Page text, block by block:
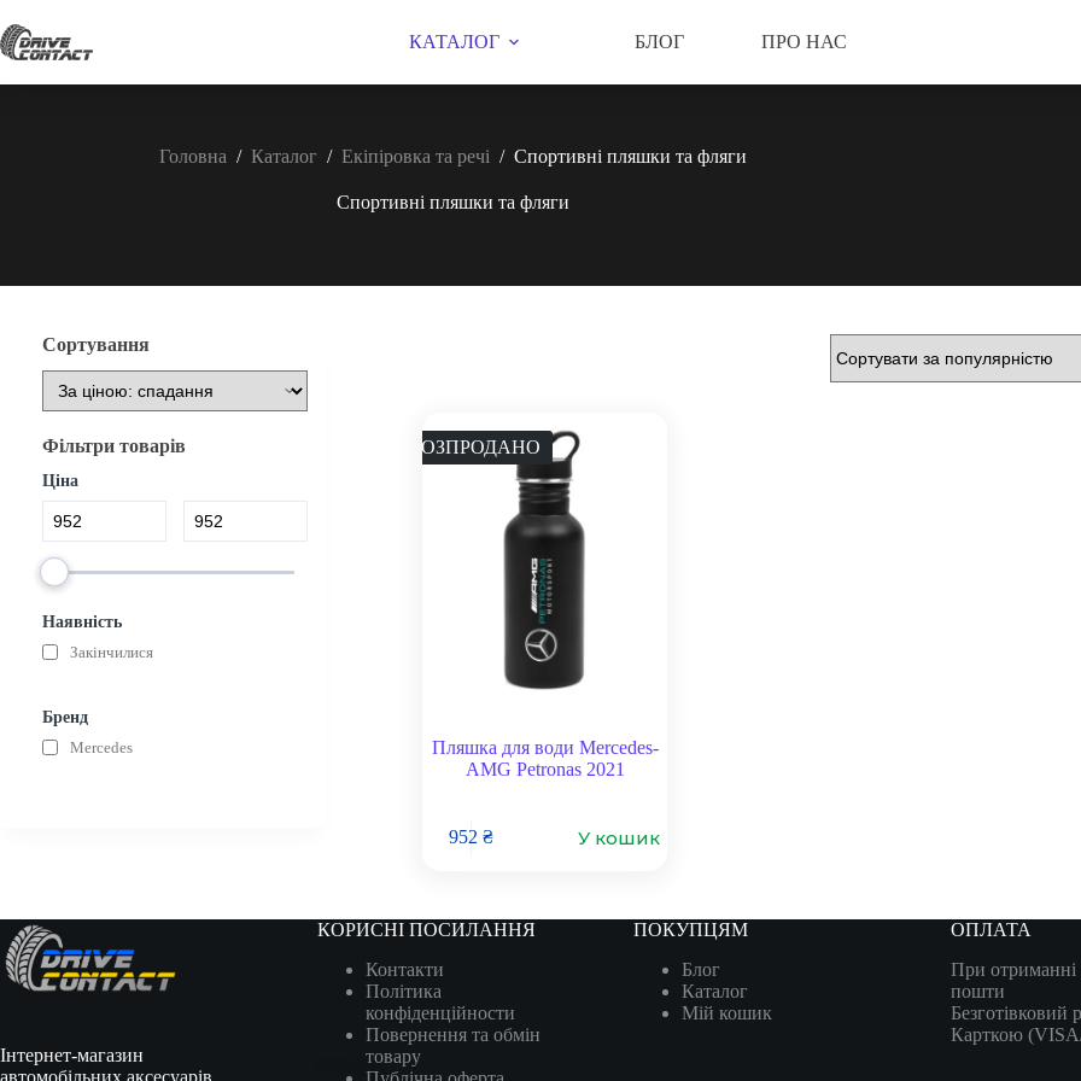
до
вмісту
КАТАЛОГ БЛОГ ПРО НАС
Головна / Каталог / Екіпіровка та речі / Спортивні пляшки та фляги
Спортивні пляшки та фляги
РОЗПРОДАНО
Пляшка для води Mercedes-
AMG Petronas 2021
952₴ У кошик
Сортування
Фільтри товарів
Ціна
Наявність
Закінчилися
Бренд
Mercedes
Інтернет-магазин
автомобільних аксесуарів,
КОРИСНІ ПОСИЛАННЯ
Контакти
Політика
конфіденційности
Повернення та обмін
товару
ПОКУПЦЯМ
Блог
Каталог
Мій кошик
ОПЛАТА
При отриманні
пошти
Безготівковий
Карткою